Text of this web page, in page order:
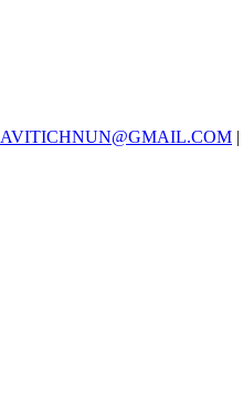
|
AVITICHNUN@GMAIL.COM